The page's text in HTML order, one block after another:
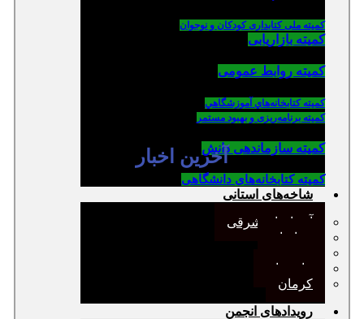
کمیته ملی کتابداری کودکان و نوجوان
کمیته بازاریابی
کمیته روابط عمومی
كميته كتابخانه‌هاي آموزشگاهي
کمیته برنامه‌ریزی و بهبود مستمر
کمیته سازماندهی دانش
کمیته کتابخانه‌های دانشگاهی
شاخه‌های استانی
آذربایجان شرقی
خراسان
مازندران
کرمان
رویدادهای انجمن
آخرین اخبار